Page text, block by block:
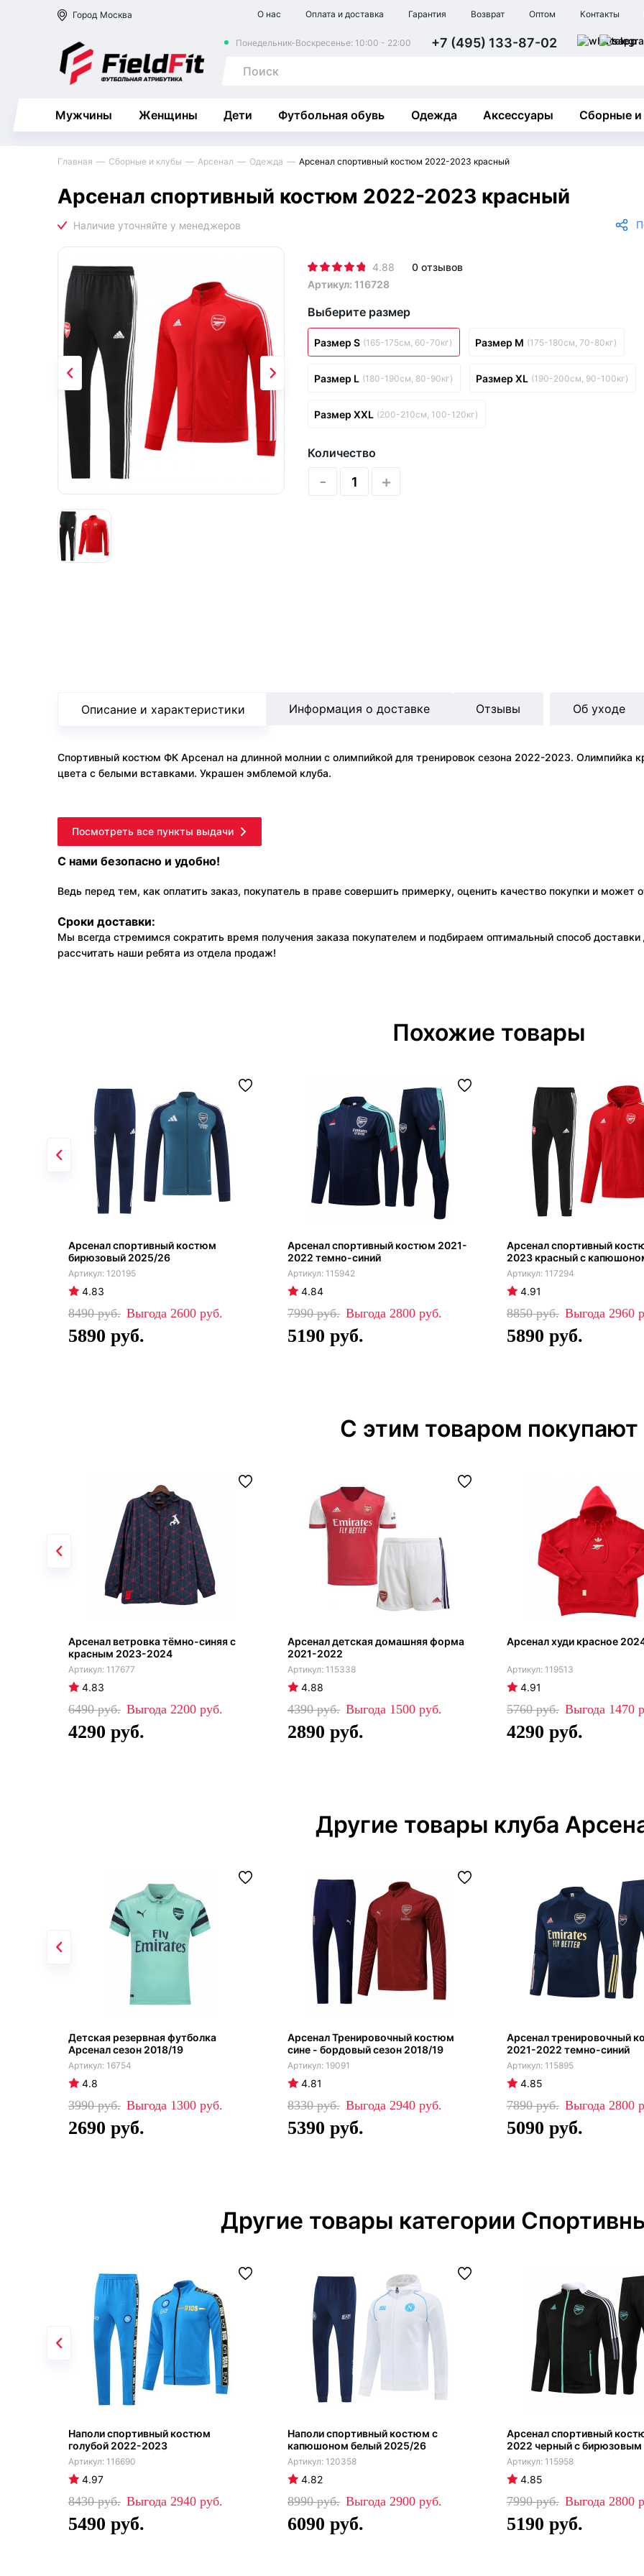
Город Москва О нас Оплата и доставка Гарантия Возврат Оптом Контакты
Понедельник-Воскресенье: 10:00 - 22:00 +7 (495) 133-87-02
Мужчины Женщины Дети Футбольная обувь Одежда Аксессуары Сборные
Главная Сборные и клубы Арсенал Одежда Арсенал спортивный костюм 2022-2023 красный
Арсенал спортивный костюм 2022-2023 красный
4.88
0 отзывов
Артикул: 116728
Выберите размер
Размер S (165-175см, 60-70кг) Размер M (175-180см, 70-80кг)
Размер L (180-190см, 80-90кг) Размер XL (190-200см, 90-100кг)
Размер XXL (200-210см, 100-120кг)
Количество
- +
Описание и характеристики
Спортивный костюм ФК Арсенал на длинной молнии с олимпийкой для тренировок сезона 2022-2023. Олимпийка
цвета с белыми вставками. Украшен эмблемой клуба.
Информация о доставке Отзывы Об уходе
Посмотреть все пункты выдачи
С нами безопасно и удобно!
Ведь перед тем, как оплатить заказ, покупатель в праве совершить примерку, оценить качество покупки и может
Сроки доставки:
Мы всегда стремимся сократить время получения заказа покупателем и подбираем оптимальный способ
рассчитать наши ребята из отдела продаж!
Похожие товары
Арсенал спортивный костюм
бирюзовый 2025/26
120195
4.83
8490 2600
5890
Арсенал спортивный костюм 2021-
2022 темно-синий
115942
4.84
7990 2800
5190
Арсенал спортивный
2023 красный с
117294
4.91
8850 2960
5890
С этим товаром покупают
Арсенал ветровка тёмно-синяя с
красным 2023-2024
117677
4.83
6490 2200
4290
Арсенал детская домашняя форма
2021-2022
115338
4.88
4390 1500
2890
Арсенал худи красное
119513
4.91
5760 1470
4290
Другие товары клуба
Детская резервная футболка
Арсенал сезон 2018/19
16754
4.8
3990 1300
2690
Арсенал Тренировочный костюм
сине - бордовый сезон 2018/19
19091
4.81
8330 2940
5390
Арсенал тренировочный
2021-2022 темно-синий
115895
4.85
7890 2800
5090
Другие товары категории
Наполи спортивный костюм
голубой 2022-2023
116690
4.97
8430 2940
5490
Наполи спортивный костюм с
капюшоном белый 2025/26
120358
4.82
8990 2900
6090
Арсенал спортивный
2022 черный с бирюзовым
115958
4.85
7990 2800
5190